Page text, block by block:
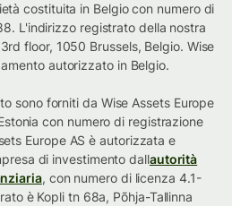
costituita in Belgio con numero di
L'indirizzo registrato della nostra
floor, 1050 Brussels, Belgio. Wise
autorizzato in Belgio.
sono forniti da Wise Assets Europe
con numero di registrazione
Europe AS è autorizzata e
di investimento dallautorità
, con numero di licenza 4.1-
è Kopli tn 68a, Põhja-Tallinna